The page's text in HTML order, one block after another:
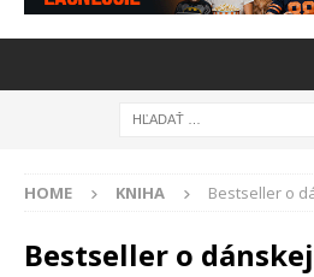
HOME KNIHA Bestseller o
Bestseller o